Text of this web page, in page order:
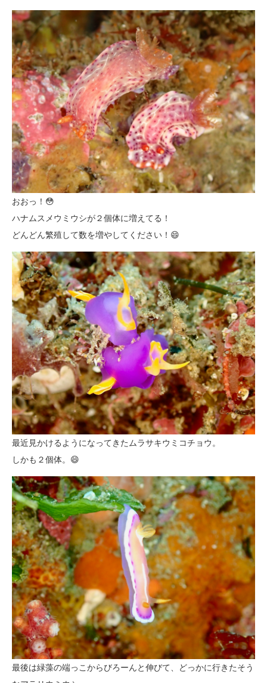
おおっ！😳
ハナムスメウミウシが２個体に増えてる！
どんどん繁殖して数を増やしてください！😄
最近見かけるようになってきたムラサキウミコチョウ。
しかも２個体。😄
最後は緑藻の端っこからびろーんと伸びて、どっかに行きたそう